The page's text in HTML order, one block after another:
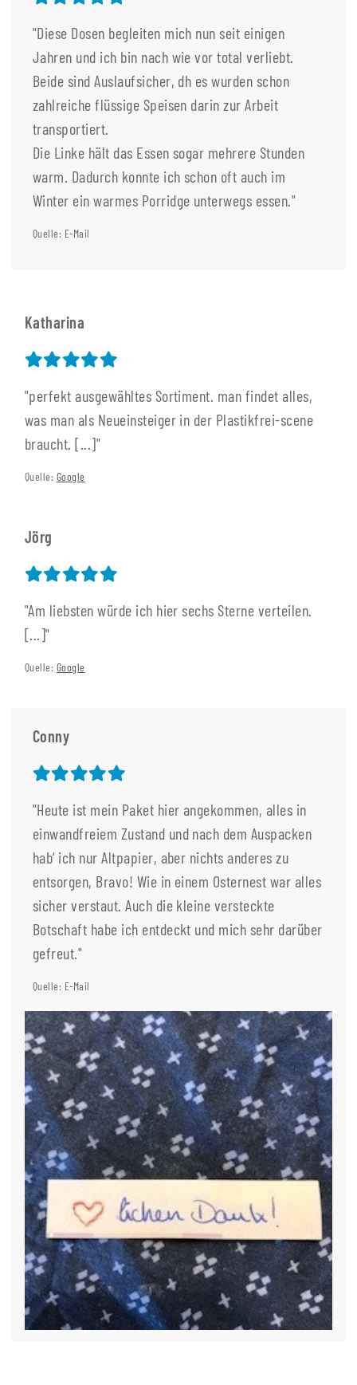
"Diese Dosen begleiten mich nun seit einigen
Jahren und ich bin nach wie vor total verliebt.
Beide sind Auslaufsicher, dh es wurden schon
zahlreiche flüssige Speisen darin zur Arbeit
transportiert.
Die Linke hält das Essen sogar mehrere Stunden
warm. Dadurch konnte ich schon oft auch im
Winter ein warmes Porridge unterwegs essen."
Quelle: E-Mail
Katharina
"perfekt ausgewähltes Sortiment. man findet alles,
was man als Neueinsteiger in der Plastikfrei-scene
braucht. [...]"
Quelle: Google
Jörg
"Am liebsten würde ich hier sechs Sterne verteilen.
[...]"
Quelle: Google
Conny
"Heute ist mein Paket hier angekommen, alles in
einwandfreiem Zustand und nach dem Auspacken
hab‘ ich nur Altpapier, aber nichts anderes zu
entsorgen, Bravo! Wie in einem Osternest war alles
sicher verstaut. Auch die kleine versteckte
Botschaft habe ich entdeckt und mich sehr darüber
gefreut."
Quelle: E-Mail